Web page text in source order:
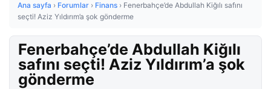
Ana sayfa › Forumlar › Finans › Fenerbahçe’de Abdullah Kiğılı safını
seçti! Aziz Yıldırım’a şok gönderme
Fenerbahçe’de Abdullah Kiğılı
safını seçti! Aziz Yıldırım’a şok
gönderme